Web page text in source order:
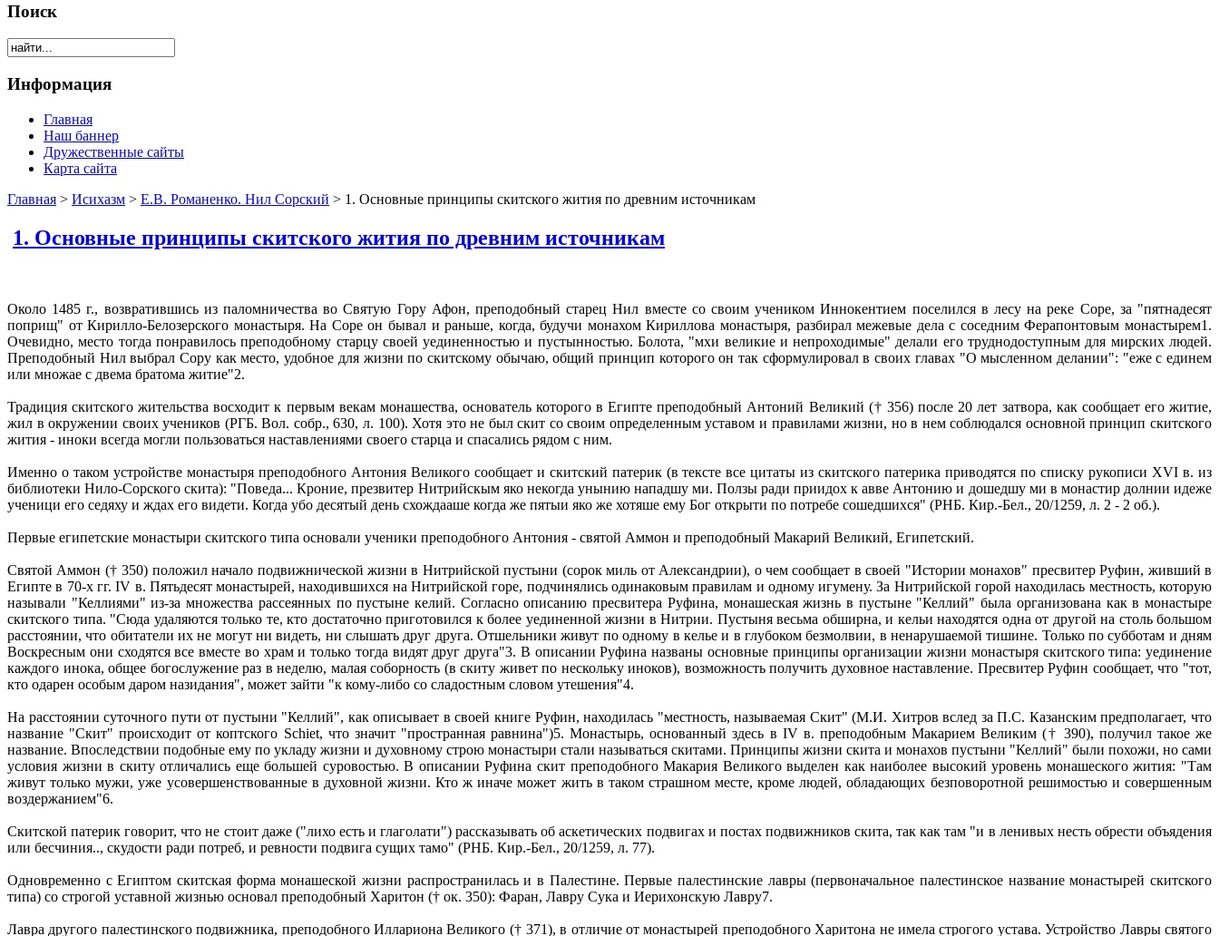
Поиск
Информация
Главная
Наш баннер
Дружественные сайты
Карта сайта
Главная > Исихазм > Е.В. Романенко. Нил Сорский > 1. Основные принципы скитского жития по древним источникам
1. Основные принципы скитского жития по древним источникам
Около 1485 г., возвратившись из паломничества во Святую Гору Афон, преподобный старец Нил вместе со своим учеником Иннокентием поселился в лесу на реке Соре, за "пятнадесят
поприщ" от Кирилло-Белозерского монастыря. На Соре он бывал и раньше, когда, будучи монахом Кириллова монастыря, разбирал межевые дела с соседним Ферапонтовым монастырем1.
Очевидно, место тогда понравилось преподобному старцу своей уединенностью и пустынностью. Болота, "мхи великие и непроходимые" делали его труднодоступным для мирских людей.
Преподобный Нил выбрал Copy как место, удобное для жизни по скитскому обычаю, общий принцип которого он так сформулировал в своих главах "О мысленном делании": "еже с единем
или множае с двема братома житие"2.
Традиция скитского жительства восходит к первым векам монашества, основатель которого в Египте преподобный Антоний Великий († 356) после 20 лет затвора, как сообщает его житие,
жил в окружении своих учеников (РГБ. Вол. собр., 630, л. 100). Хотя это не был скит со своим определенным уставом и правилами жизни, но в нем соблюдался основной принцип скитского
жития - иноки всегда могли пользоваться наставлениями своего старца и спасались рядом с ним.
Именно о таком устройстве монастыря преподобного Антония Великого сообщает и скитский патерик (в тексте все цитаты из скитского патерика приводятся по списку рукописи XVI в. из
библиотеки Нило-Сорского скита): "Поведа... Кроние, презвитер Нитрийскым яко некогда унынию нападшу ми. Ползы ради приидох к авве Антонию и дошедшу ми в монастир долнии идеже
ученици его седяху и ждах его видети. Когда убо десятый день схождааше когда же пятыи яко же хотяше ему Бог открыти по потребе сошедшихся" (РНБ. Кир.-Бел., 20/1259, л. 2 - 2 об.).
Первые египетские монастыри скитского типа основали ученики преподобного Антония - святой Аммон и преподобный Макарий Великий, Египетский.
Святой Аммон († 350) положил начало подвижнической жизни в Нитрийской пустыни (сорок миль от Александрии), о чем сообщает в своей "Истории монахов" пресвитер Руфин, живший в
Египте в 70-х гг. IV в. Пятьдесят монастырей, находившихся на Нитрийской горе, подчинялись одинаковым правилам и одному игумену. За Нитрийской горой находилась местность, которую
называли "Келлиями" из-за множества рассеянных по пустыне келий. Согласно описанию пресвитера Руфина, монашеская жизнь в пустыне "Келлий" была организована как в монастыре
скитского типа. "Сюда удаляются только те, кто достаточно приготовился к более уединенной жизни в Нитрии. Пустыня весьма обширна, и кельи находятся одна от другой на столь большом
расстоянии, что обитатели их не могут ни видеть, ни слышать друг друга. Отшельники живут по одному в келье и в глубоком безмолвии, в ненарушаемой тишине. Только по субботам и дням
Воскресным они сходятся все вместе во храм и только тогда видят друг друга"3. В описании Руфина названы основные принципы организации жизни монастыря скитского типа: уединение
каждого инока, общее богослужение раз в неделю, малая соборность (в скиту живет по нескольку иноков), возможность получить духовное наставление. Пресвитер Руфин сообщает, что "тот,
кто одарен особым даром назидания", может зайти "к кому-либо со сладостным словом утешения"4.
На расстоянии суточного пути от пустыни "Келлий", как описывает в своей книге Руфин, находилась "местность, называемая Скит" (М.И. Хитров вслед за П.С. Казанским предполагает, что
название "Скит" происходит от коптского Schiet, что значит "пространная равнина")5. Монастырь, основанный здесь в IV в. преподобным Макарием Великим († 390), получил такое же
название. Впоследствии подобные ему по укладу жизни и духовному строю монастыри стали называться скитами. Принципы жизни скита и монахов пустыни "Келлий" были похожи, но сами
условия жизни в скиту отличались еще большей суровостью. В описании Руфина скит преподобного Макария Великого выделен как наиболее высокий уровень монашеского жития: "Там
живут только мужи, уже усовершенствованные в духовной жизни. Кто ж иначе может жить в таком страшном месте, кроме людей, обладающих безповоротной решимостью и совершенным
воздержанием"6.
Скитской патерик говорит, что не стоит даже ("лихо есть и глаголати") рассказывать об аскетических подвигах и постах подвижников скита, так как там "и в ленивых несть обрести объядения
или бесчиния.., скудости ради потреб, и ревности подвига сущих тамо" (РНБ. Кир.-Бел., 20/1259, л. 77).
Одновременно с Египтом скитская форма монашеской жизни распространилась и в Палестине. Первые палестинские лавры (первоначальное палестинское название монастырей скитского
типа) со строгой уставной жизнью основал преподобный Харитон († ок. 350): Фаран, Лавру Сука и Иерихонскую Лавру7.
Лавра другого палестинского подвижника, преподобного Иллариона Великого († 371), в отличие от монастырей преподобного Харитона не имела строгого устава. Устройство Лавры святого